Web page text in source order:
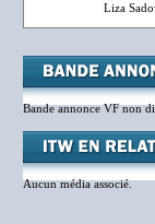
Liza
Bande annonce VF non
Aucun média associé.